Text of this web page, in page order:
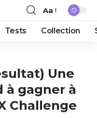
Aa
Tests Collection
Une
à gagner à
Challenge